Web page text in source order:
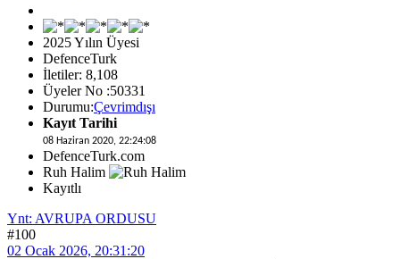
2025 Yılın Üyesi
DefenceTurk
İletiler: 8,108
Üyeler No :50331
Durumu:Çevrimdışı
Kayıt Tarihi
08 Haziran 2020, 22:24:08
DefenceTurk.com
Ruh Halim
Kayıtlı
Ynt: AVRUPA ORDUSU
#100
02 Ocak 2026, 20:31:20